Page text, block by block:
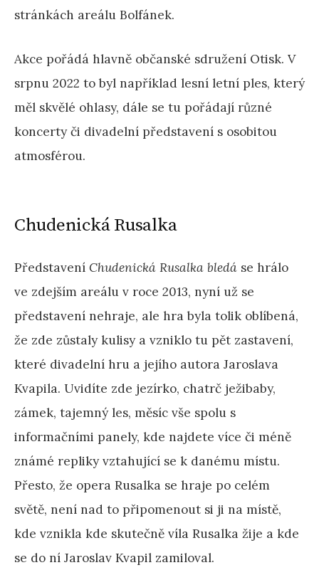
stránkách areálu Bolfánek.
Akce pořádá hlavně občanské sdružení Otisk. V
srpnu 2022 to byl například lesní letní ples, který
měl skvělé ohlasy, dále se tu pořádají různé
koncerty či divadelní představení s osobitou
atmosférou.
Chudenická Rusalka
Představení Chudenická Rusalka bledá se hrálo
ve zdejším areálu v roce 2013, nyní už se
představení nehraje, ale hra byla tolik oblíbená,
že zde zůstaly kulisy a vzniklo tu pět zastavení,
které divadelní hru a jejího autora Jaroslava
Kvapila. Uvidíte zde jezírko, chatrč ježibaby,
zámek, tajemný les, měsíc vše spolu s
informačními panely, kde najdete více či méně
známé repliky vztahující se k danému místu.
Přesto, že opera Rusalka se hraje po celém
světě, není nad to připomenout si ji na místě,
kde vznikla kde skutečně víla Rusalka žije a kde
se do ní Jaroslav Kvapil zamiloval.